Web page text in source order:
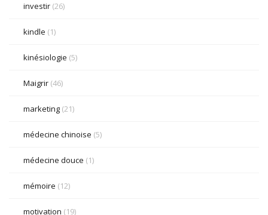
investir (26)
kindle (1)
kinésiologie (5)
Maigrir (46)
marketing (21)
médecine chinoise (5)
médecine douce (1)
mémoire (12)
motivation (19)